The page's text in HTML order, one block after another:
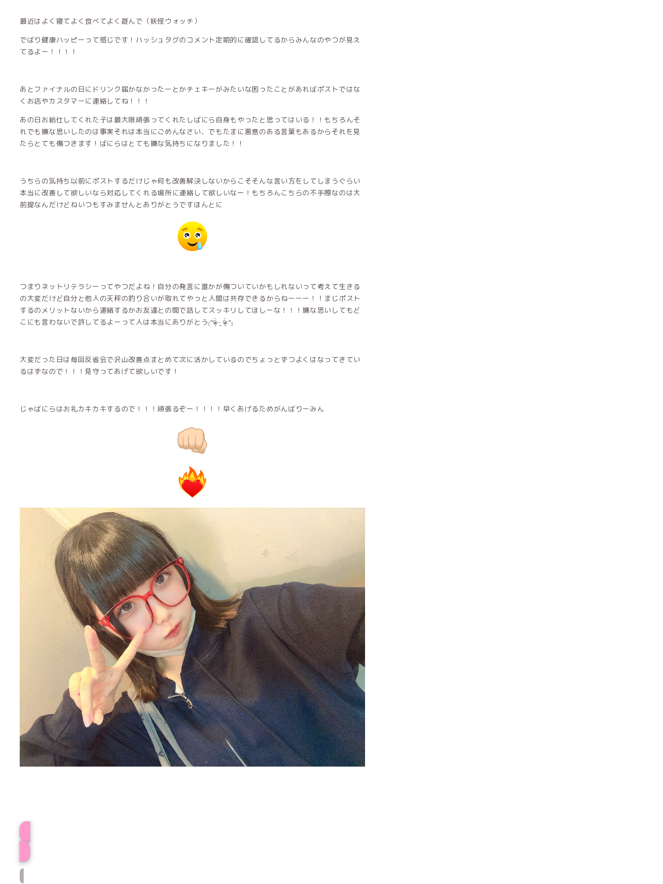
最近はよく寝てよく食べてよく遊んで（妖怪ウォッチ）
でばり健康ハッピーって感じです！ハッシュタグのコメント定期的に確認してるからみんなのやつが見え
てるよー！！！！
あとファイナルの日にドリンク届かなかったーとかチェキーがみたいな困ったことがあればポストではな
くお店やカスタマーに連絡してね！！！
あの日お給仕してくれた子は最大限頑張ってくれたしばにら自身もやったと思ってはいる！！もちろんそ
れでも嫌な思いしたのは事実それは本当にごめんなさい、でもたまに悪意のある言葉もあるからそれを見
たらとても傷つきます！ばにらはとても嫌な気持ちになりました！！
うちらの気持ち以前にポストするだけじゃ何も改善解決しないからこそそんな言い方をしてしまうぐらい
本当に改善して欲しいなら対応してくれる場所に連絡して欲しいなー！もちろんこちらの不手際なのは大
前提なんだけどねいつもすみませんとありがとうですほんとに
つまりネットリテラシーってやつだよね！自分の発言に誰かが傷ついていかもしれないって考えて生きる
の大変だけど自分と他人の天秤の釣り合いが取れてやっと人間は共存できるからねーーー！！まじポスト
するのメリットないから連絡するかお友達との間で話してスッキリしてほしーな！！！嫌な思いしてもど
こにも言わないで許してるよーって人は本当にありがとう₍ᐢᵒ̴̶̷̥́ ·̮ ᵒ̴̶̷̥́ ᐢ₎
大変だった日は毎回反省会で沢山改善点まとめて次に活かしているのでちょっとずつよくはなってきてい
るはずなので！！！見守ってあげて欲しいです！
じゃばにらはお礼カキカキするので！！！頑張るぞー！！！！早くあげるためがんばりーみん